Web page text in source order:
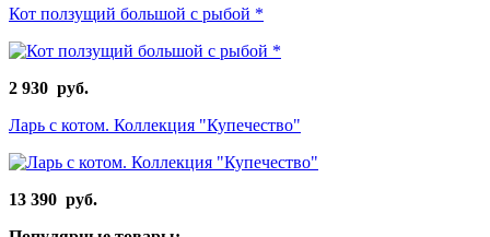
Кот ползущий большой с рыбой *
2 930 руб.
Ларь с котом. Коллекция "Купечество"
13 390 руб.